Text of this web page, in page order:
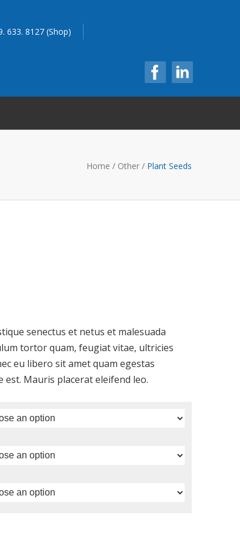
633. 8127 (Shop)
Home / Other / Plant Seeds
senectus et netus et malesuada
tortor quam, feugiat vitae, ultricies
eu libero sit amet quam egestas
est. Mauris placerat eleifend leo.